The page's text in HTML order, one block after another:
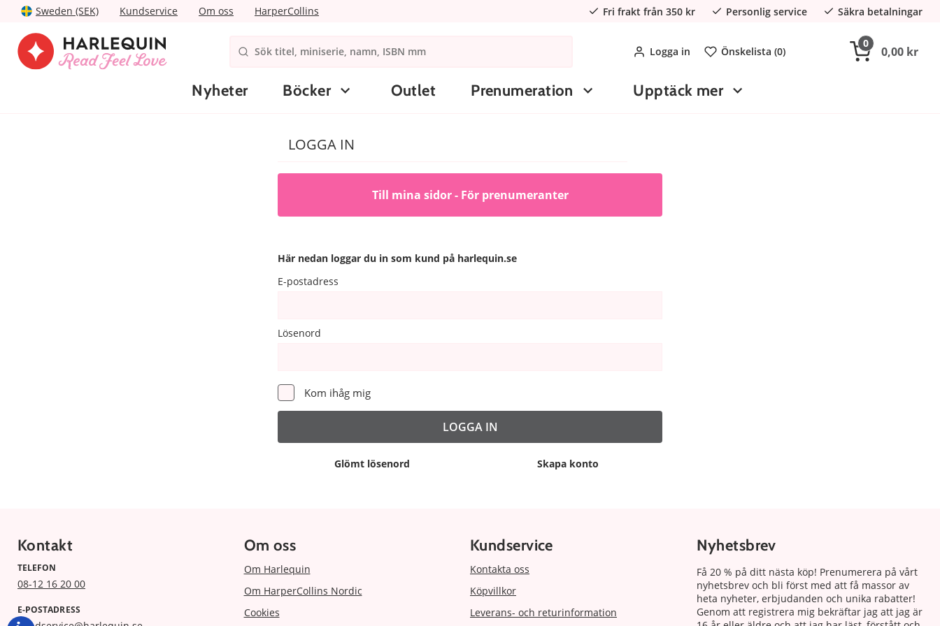
Sweden (SEK) Kundservice Om oss HarperCollins Fri frakt från 350 kr Personlig service Säkra betalningar
Logga in Önskelista (0)
0
0,00 kr
Nyheter Böcker Outlet Prenumeration Upptäck mer
LOGGA IN
Till mina sidor - För prenumeranter
Här nedan loggar du in som kund på harlequin.se
E-postadress
Lösenord
Kom ihåg mig
Glömt lösenord Skapa konto
Kontakt
TELEFON
08-12 16 20 00
E-POSTADRESS
Om oss
Om Harlequin
Om HarperCollins Nordic
Cookies
Kundservice
Kontakta oss
Köpvillkor
Leverans- och returinformation
Nyhetsbrev
Få 20 % på ditt nästa köp! Prenumerera på vårt
nyhetsbrev och bli först med att få massor av
heta nyheter, erbjudanden och unika rabatter!
Genom att registrera mig bekräftar jag att jag är